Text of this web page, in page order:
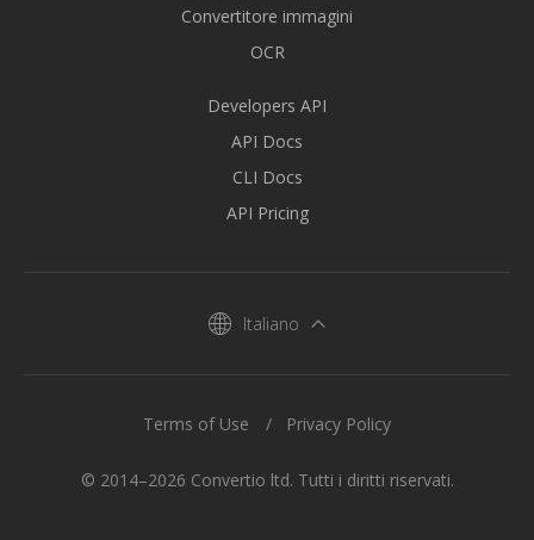
Convertitore immagini
OCR
Developers API
API Docs
CLI Docs
API Pricing
Italiano
© 2014–2026 Convertio ltd. Tutti i diritti riservati.
Terms of Use Privacy Policy